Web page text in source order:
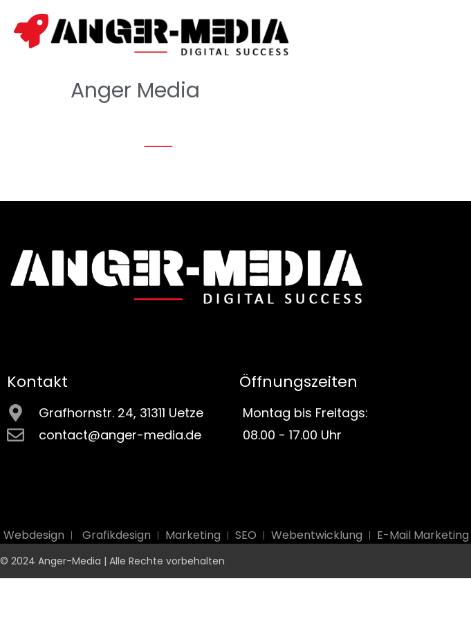
Anger Media
Kontakt
Grafhornstr. 24, 31311 Uetze
contact@anger-media.de
Öffnungszeiten
Montag bis Freitags:
08.00 - 17.00 Uhr
Webdesign Grafikdesign Marketing SEO Webentwicklung E-Mail Marketing
© 2024 Anger-Media | Alle Rechte vorbehalten